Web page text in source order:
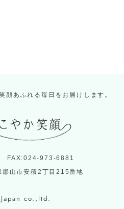
顔あふれる毎日をお届けします。
FAX:024-973-6881
山市安積2丁目215番地
co.,ltd.